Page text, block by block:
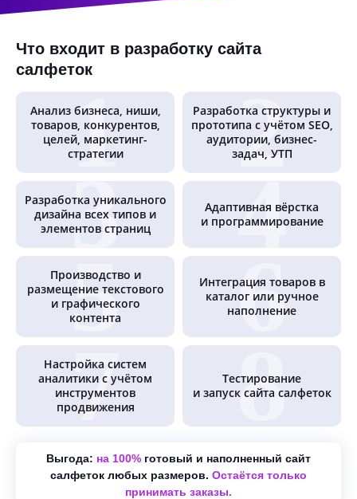
Что входит в разработку сайта
салфеток
Анализ бизнеса, ниши,
товаров, конкурентов,
целей, маркетинг-
стратегии
Разработка структуры и
прототипа с учётом SEO,
аудитории, бизнес-
задач, УТП
Разработка уникального
дизайна всех типов и
элементов страниц
Адаптивная вёрстка
и программирование
Производство и
размещение текстового
и графического
контента
Интеграция товаров в
каталог или ручное
наполнение
Настройка систем
аналитики с учётом
инструментов
продвижения
Тестирование
и запуск сайта салфеток
Выгода: на 100% готовый и наполненный сайт
салфеток любых размеров. Остаётся только
принимать заказы.